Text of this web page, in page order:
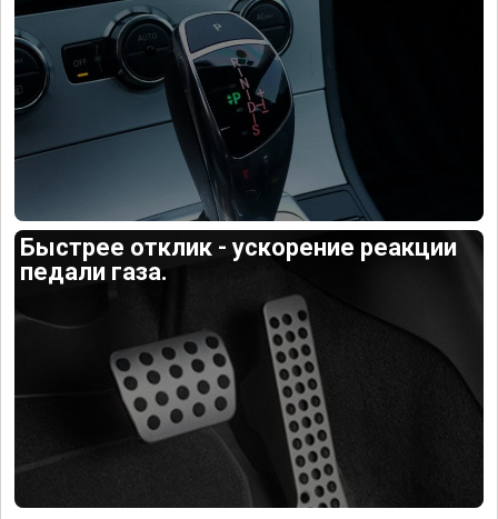
Быстрее отклик - ускорение реакции
педали газа.